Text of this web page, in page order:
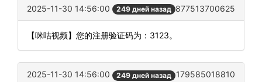
2025-11-30 14:56:00 249 дней назад 877513700625
【咪咕视频】您的注册验证码为：3123。
2025-11-30 14:56:00 249 дней назад 179585018810